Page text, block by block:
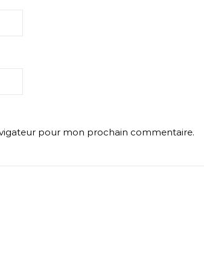
pour mon prochain commentaire.